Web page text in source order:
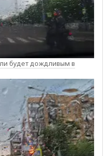
будет дождливым в